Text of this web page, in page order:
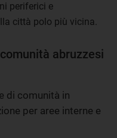
periferici e
città polo più vicina.
abruzzesi
di comunità in
per aree interne e